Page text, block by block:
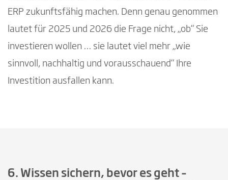
ERP zukunftsfähig machen. Denn genau genommen
lautet für 2025 und 2026 die Frage nicht, „ob“ Sie
investieren wollen … sie lautet viel mehr „wie
sinnvoll, nachhaltig und vorausschauend“ Ihre
Investition ausfallen kann.
6. Wissen sichern, bevor es geht –